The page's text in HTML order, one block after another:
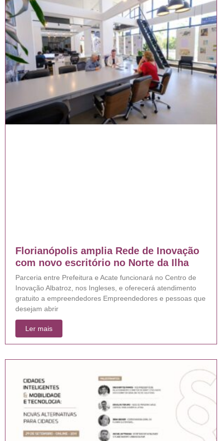
Florianópolis amplia Rede de Inovação
com novo escritório no Norte da Ilha
Parceria entre Prefeitura e Acate funcionará no Centro de
Inovação Albatroz, nos Ingleses, e oferecerá atendimento
gratuito a empreendedores Empreendedores e pessoas que
desejam abrir
Ler mais